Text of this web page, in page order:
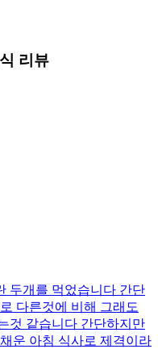
리뷰
두개를 먹었습니다 간단
다른것에 비해 그래도
것 같습니다 간단하지만
운 아침 식사로 제격이라